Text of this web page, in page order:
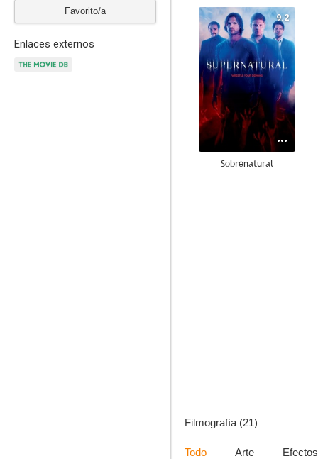
Favorito/a
Enlaces externos
9.2
Sobrenatural
Filmografía (21)
Todo Arte